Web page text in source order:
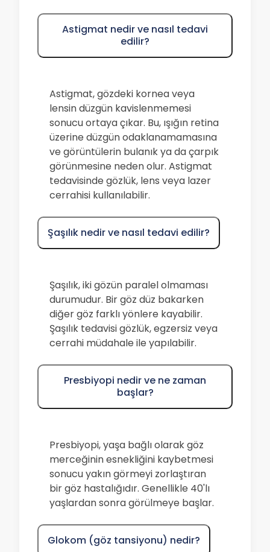
Astigmat nedir ve nasıl tedavi
edilir?
Astigmat, gözdeki kornea veya
lensin düzgün kavislenmemesi
sonucu ortaya çıkar. Bu, ışığın retina
üzerine düzgün odaklanamamasına
ve görüntülerin bulanık ya da çarpık
görünmesine neden olur. Astigmat
tedavisinde gözlük, lens veya lazer
cerrahisi kullanılabilir.
Şaşılık nedir ve nasıl tedavi edilir?
Şaşılık, iki gözün paralel olmaması
durumudur. Bir göz düz bakarken
diğer göz farklı yönlere kayabilir.
Şaşılık tedavisi gözlük, egzersiz veya
cerrahi müdahale ile yapılabilir.
Presbiyopi nedir ve ne zaman
başlar?
Presbiyopi, yaşa bağlı olarak göz
merceğinin esnekliğini kaybetmesi
sonucu yakın görmeyi zorlaştıran
bir göz hastalığıdır. Genellikle 40'lı
yaşlardan sonra görülmeye başlar.
Glokom (göz tansiyonu) nedir?